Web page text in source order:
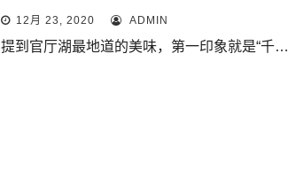
12月 23, 2020 ADMIN
提到官厅湖最地道的美味，第一印象就是“千…